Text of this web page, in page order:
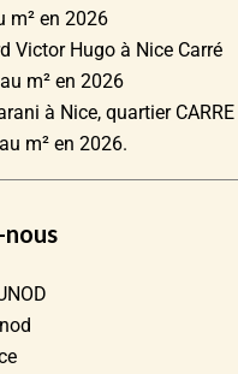
m² en 2026
Victor Hugo à Nice Carré
m² en 2026
à Nice, quartier CARRE
m² en 2026.